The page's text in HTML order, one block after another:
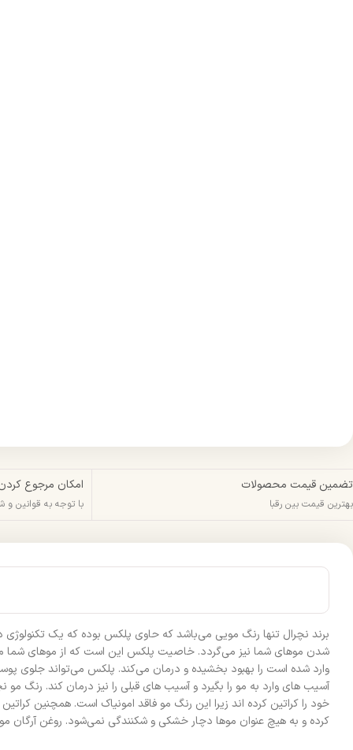
تضمین قیمت محصولات
بهترین قیمت بین رقبا
امکان مرجوع
با توجه به قوانین و
برند نچرال تنها رنگ مویی می‌باشد که حاوی پلکس بوده که یک
شدن موهای شما نیز می‌گردد. خاصیت پلکس این است که از موهای شما
آسیب های وارد به مو را بگیرد و آسیب های قبلی را نیز درمان کند.
خود را کراتین کرده اند زیرا این رنگ مو فاقد امونیاک است. همچنین
کرده و به هیچ عنوان موها دچار خشکی و شکنندگی نمی‌شود. روغن آرگان